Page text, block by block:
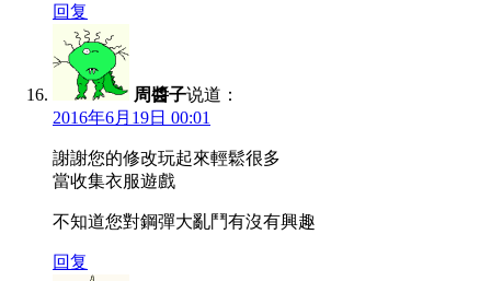
回复
周醬子说道：
2016年6月19日 00:01
謝謝您的修改玩起來輕鬆很多
當收集衣服遊戲
不知道您對鋼彈大亂鬥有沒有興趣
回复